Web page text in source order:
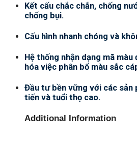
Kết cấu chắc chắn, chống
chống bụi.
Cấu hình nhanh chóng và
Hệ thống nhận dạng mã
hóa việc phân bổ màu sắc
Đầu tư bền vững với các sản
tiến và tuổi thọ cao.
Additional Information